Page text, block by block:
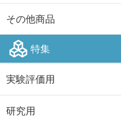
その他商品
特集
実験評価用
研究用